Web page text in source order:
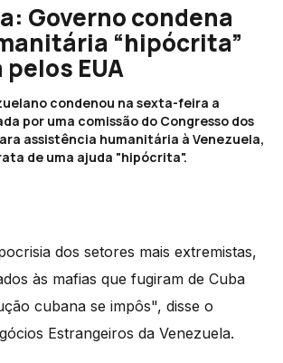
Governo condena
“hipócrita”
EUA
condenou na sexta-feira a
por uma comissão do Congresso dos
assistência humanitária à Venezuela,
de uma ajuda "hipócrita".
dos setores mais extremistas,
às mafias que fugiram de Cuba
cubana se impôs", disse o
Estrangeiros da Venezuela.